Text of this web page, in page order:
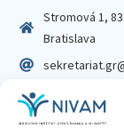
Stromová 1,
Bratislava
IČO: 00164348
DIČ: 2020798714